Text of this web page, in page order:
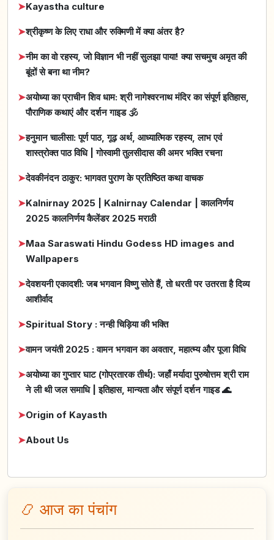
➤Kayastha culture
➤श्रीकृष्ण के लिए राधा और रुक्मिणी में क्या अंतर है?
➤नीम का वो रहस्य, जो विज्ञान भी नहीं सुलझा पाया! क्या सचमुच अमृत की
बूंदों से बना था नीम?
➤अयोध्या का प्राचीन शिव धाम: श्री नागेश्वरनाथ मंदिर का संपूर्ण इतिहास,
पौराणिक कथाएं और दर्शन गाइड 🕉️
➤हनुमान चालीसा: पूर्ण पाठ, गूढ़ अर्थ, आध्यात्मिक रहस्य, लाभ एवं
शास्त्रोक्त पाठ विधि | गोस्वामी तुलसीदास की अमर भक्ति रचना
➤देवकीनंदन ठाकुर: भागवत पुराण के प्रतिष्ठित कथा वाचक
➤Kalnirnay 2025 | Kalnirnay Calendar | कालनिर्णय
2025 कालनिर्णय कैलेंडर 2025 मराठी
➤Maa Saraswati Hindu Godess HD images and
Wallpapers
➤देवशयनी एकादशी: जब भगवान विष्णु सोते हैं, तो धरती पर उतरता है दिव्य
आशीर्वाद
➤Spiritual Story : नन्ही चिड़िया की भक्ति
➤वामन जयंती 2025 : वामन भगवान का अवतार, महात्म्य और पूजा विधि
➤अयोध्या का गुप्तार घाट (गोप्रतारक तीर्थ): जहाँ मर्यादा पुरुषोत्तम श्री राम
ने ली थी जल समाधि | इतिहास, मान्यता और संपूर्ण दर्शन गाइड 🌊
➤Origin of Kayasth
➤About Us
📿 आज का पंचांग